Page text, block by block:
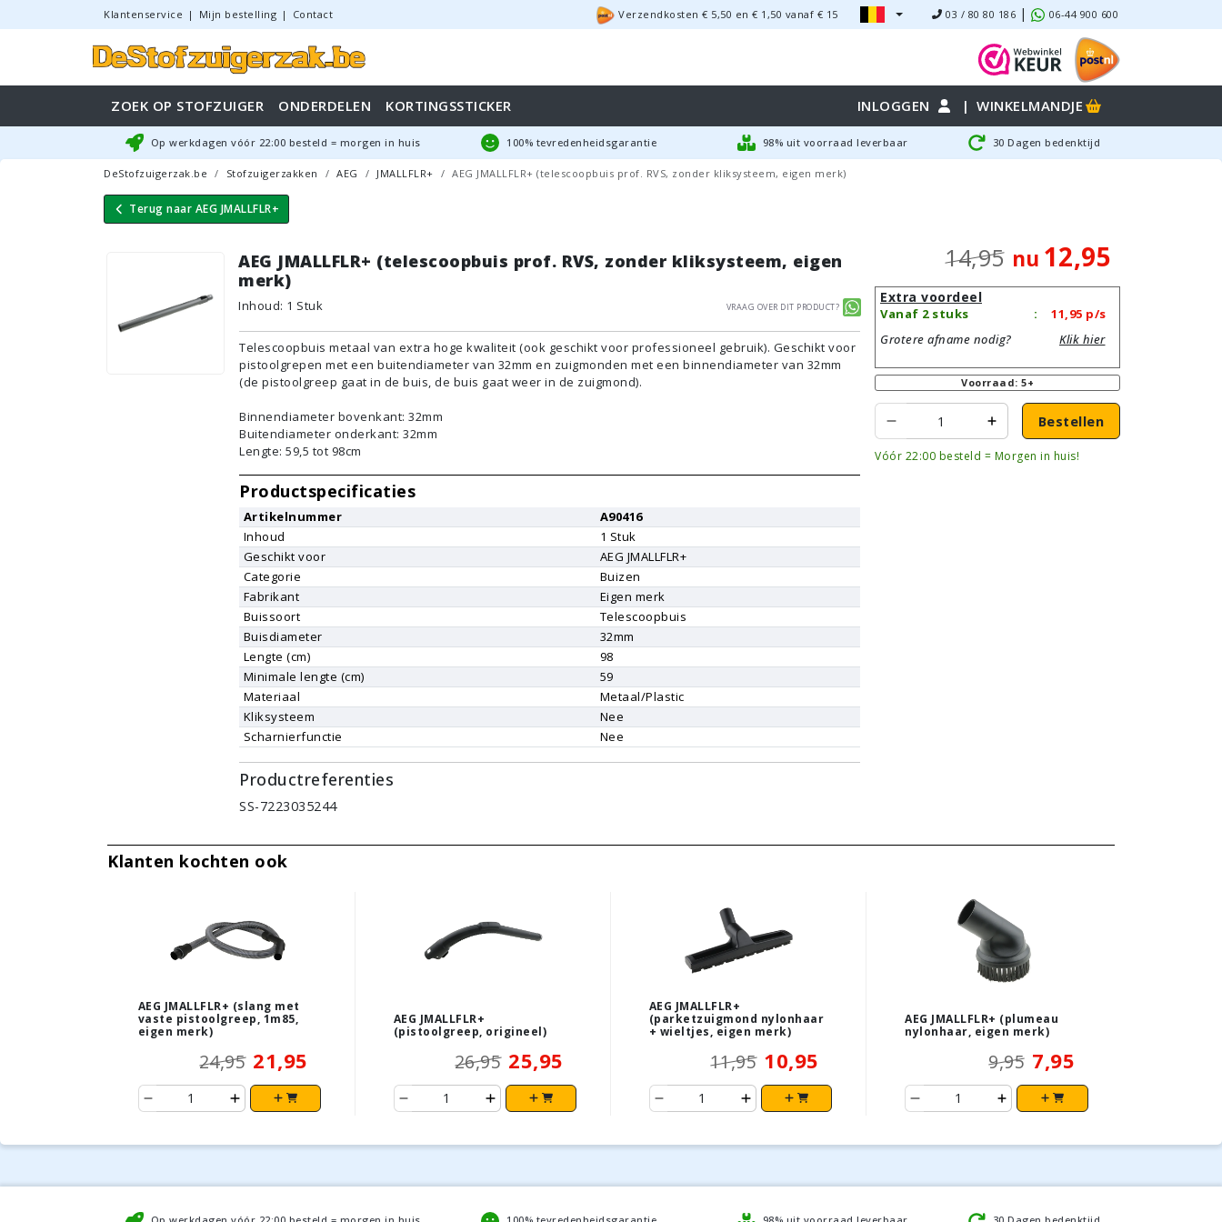
Klantenservice | Mijn bestelling | Contact Verzendkosten € 5,50 en € 1,50 vanaf € 15 03 / 80 80 186 | 06-44 900 600
ZOEK OP STOFZUIGER ONDERDELEN KORTINGSSTICKER INLOGGEN | WINKELMANDJE
Op werkdagen vóór 22:00 besteld = morgen in huis 100% tevredenheidsgarantie 98% uit voorraad leverbaar 30 Dagen bedenktijd
DeStofzuigerzak.be Stofzuigerzakken AEG JMALLFLR+ AEG JMALLFLR+ (telescoopbuis prof. RVS, zonder kliksysteem, eigen merk)
Terug naar AEG JMALLFLR+
AEG JMALLFLR+ (telescoopbuis prof. RVS, zonder kliksysteem, eigen
merk)
Inhoud: 1 Stuk Vraag over dit product?
Telescoopbuis metaal van extra hoge kwaliteit (ook geschikt voor professioneel gebruik). Geschikt voor
pistoolgrepen met een buitendiameter van 32mm en zuigmonden met een binnendiameter van 32mm
(de pistoolgreep gaat in de buis, de buis gaat weer in de zuigmond).
Binnendiameter bovenkant: 32mm
Buitendiameter onderkant: 32mm
Lengte: 59,5 tot 98cm
Productspecificaties
Artikelnummer
A90416
Inhoud
1 Stuk
Geschikt voor
AEG JMALLFLR+
Categorie
Buizen
Fabrikant
Eigen merk
Buissoort
Telescoopbuis
Buisdiameter
32mm
Lengte (cm)
98
Minimale lengte (cm)
59
Materiaal
Metaal/Plastic
Kliksysteem
Nee
Scharnierfunctie
Nee
Productreferenties
SS-7223035244
14,95 nu 12,95
Extra voordeel
Vanaf 2 stuks : 11,95 p/s
Grotere afname nodig?
Klik hier
Voorraad: 5+
Bestellen
Vóór 22:00 besteld = Morgen in huis!
Klanten kochten ook
AEG JMALLFLR+ (slang met
vaste pistoolgreep, 1m85,
eigen merk)
24,95 21,95
AEG JMALLFLR+
(pistoolgreep, origineel)
26,95 25,95
AEG JMALLFLR+
(parketzuigmond nylonhaar
+ wieltjes, eigen merk)
11,95 10,95
AEG JMALLFLR+ (plumeau
nylonhaar, eigen merk)
9,95 7,95